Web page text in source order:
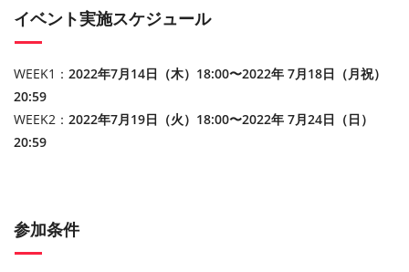
イベント実施スケジュール
WEEK1： 2022年7月14日（木）18:00〜2022年 7月18日（月祝）
20:59
WEEK2： 2022年7月19日（火）18:00〜2022年 7月24日（日）
20:59
参加条件